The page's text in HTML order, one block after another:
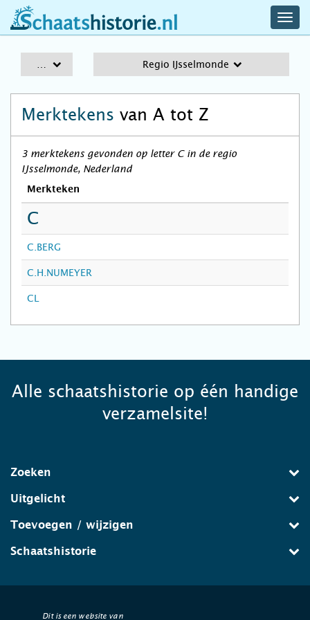
schaatshistorie.nl
Regio IJsselmonde
Merktekens van A tot Z
3 merktekens gevonden op letter C in de regio
IJsselmonde, Nederland
Merkteken
C
C.BERG
C.H.NUMEYER
CL
Alle schaatshistorie op één handige
verzamelsite!
Zoeken
Uitgelicht
Toevoegen / wijzigen
Schaatshistorie
Dit is een website van